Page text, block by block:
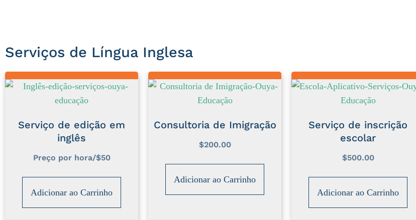
Serviços de Língua Inglesa
Serviço de edição em
inglês
Preço por hora/$50
Adicionar ao Carrinho
Consultoria de Imigração
$200.00
Adicionar ao Carrinho
Serviço de inscrição
escolar
$500.00
Adicionar ao Carrinho